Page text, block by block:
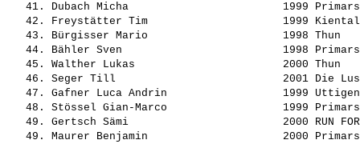
   41.
Dubach Micha
1999
   42.
Freystätter Tim
1999
   43.
Bürgisser Mario
1998
   44.
Bähler Sven
1998
   45.
Walther Lukas
2000
   46.
Seger Till
2001 Die
   47.
Gafner Luca Andrin
1999
   48.
Stössel Gian-Marco
1999
   49.
Gertsch Sämi
2000 RUN
   49.
Maurer Benjamin
2000